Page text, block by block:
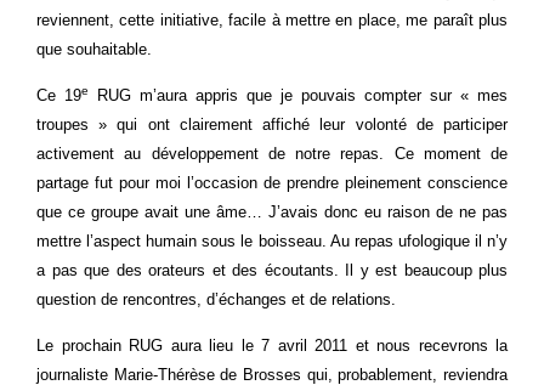
reviennent, cette initiative, facile à mettre en place, me paraît plus
que souhaitable.
Ce 19e
RUG m’aura appris que je pouvais compter sur « mes
troupes » qui ont clairement affiché leur volonté de participer
activement au développement de notre repas. Ce moment de
partage fut pour moi l’occasion de prendre pleinement conscience
que ce groupe avait une âme… J’avais donc eu raison de ne pas
mettre l’aspect humain sous le boisseau. Au repas ufologique il n’y
a pas que des orateurs et des écoutants. Il y est beaucoup plus
question de rencontres, d’échanges et de relations.
Le prochain RUG aura lieu le 7 avril 2011 et nous recevrons la
journaliste Marie-Thérèse de Brosses qui, probablement, reviendra